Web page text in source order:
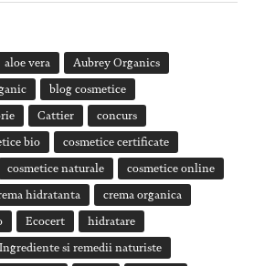
aloe vera Aubrey Organics
blog cosmetice
Cattier concurs
bio cosmetice certificate
cosmetice naturale cosmetice online
hidratanta crema organica
Ecocert hidratare
Ingrediente si remedii naturiste